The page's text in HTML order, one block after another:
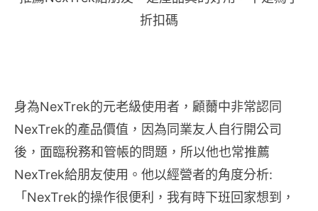
折扣碼
身為NexTrek的元老級使用者，顧薾中非常認同
NexTrek的產品價值，因為同業友人自行開公司
後，面臨稅務和管帳的問題，所以他也常推薦
NexTrek給朋友使用。他以經營者的角度分析:
「NexTrek的操作很便利，我有時下班回家想到，